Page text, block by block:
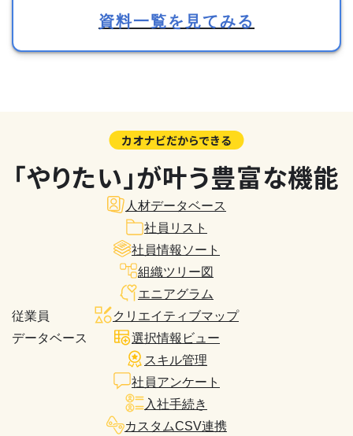
資料一覧を見てみる
カオナビだからできる
「やりたい」が叶う豊富な機能
従業員
データベース
人材データベース
社員リスト
社員情報ソート
組織ツリー図
エニアグラム
クリエイティブマップ
選択情報ビュー
スキル管理
社員アンケート
入社手続き
カスタムCSV連携